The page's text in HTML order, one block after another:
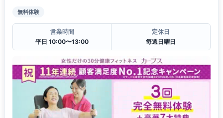
無料体験
営業時間
平日 10:00〜13:00
定休日
毎週日曜日